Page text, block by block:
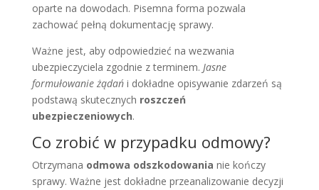
oparte na dowodach. Pisemna forma pozwala
zachować pełną dokumentację sprawy.
Ważne jest, aby odpowiedzieć na wezwania
ubezpieczyciela zgodnie z terminem. Jasne
formułowanie żądańi dokładne opisywanie zdarzeń są
podstawą skutecznych roszczeń
ubezpieczeniowych.
Co zrobić w przypadku odmowy?
Otrzymana odmowa odszkodowania nie kończy
sprawy. Ważne jest dokładne przeanalizowanie decyzji